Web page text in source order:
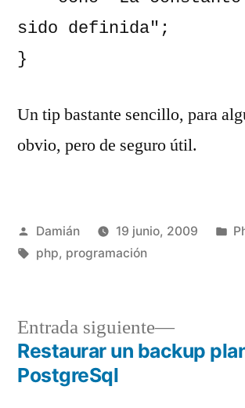
sido definida";
}
Un tip bastante sencillo, para
obvio, pero de seguro útil.
Publicado
por
Damián 19 junio, 2009
Etiquetas:
php, programación
Navegación
Entrada siguiente
Entrada
Restaurar un backup
PostgreSql